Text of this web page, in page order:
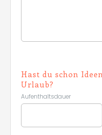
Hast du schon
Urlaub?
Aufenthaltsdauer